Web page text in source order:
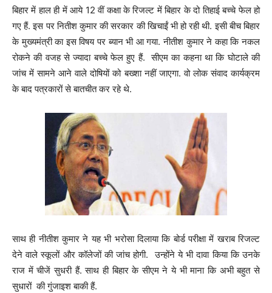
बिहार में हाल ही में आये 12 वीं कक्षा के रिजल्ट में बिहार के दो तिहाई बच्चे फेल हो
गए हैं. इस पर नितीश कुमार की सरकार की खिचाईं भी हो रही थी. इसी बीच बिहार
के मुख्यमंत्री का इस विषय पर ब्यान भी आ गया. नीतीश कुमार ने कहा कि नकल
रोकने की वजह से ज्यादा बच्चे फेल हुए हैं. सीएम का कहना था कि घोटाले की
जांच में सामने आने वाले दोषियों को बख्शा नहीं जाएगा. वो लोक संवाद कार्यक्रम
के बाद पत्रकारों से बातचीत कर रहे थे.
साथ ही नीतीश कुमार ने यह भी भरोसा दिलाया कि बोर्ड परीक्षा में खराब रिजल्ट
देने वाले स्कूलों और कॉलेजों की जांच होगी. उन्होंने ये भी दावा किया कि उनके
राज में चीजें सुधरी हैं. साथ ही बिहार के सीएम ने ये भी माना कि अभी बहुत से
सुधारों की गुंजाइश बाकी हैं.